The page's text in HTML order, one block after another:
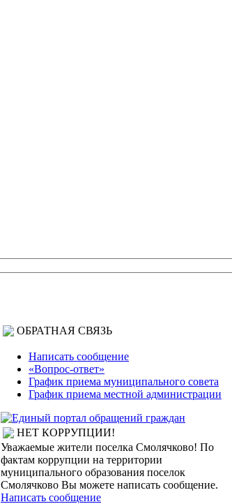
ОБРАТНАЯ СВЯЗЬ
Написать сообщение
«Вопрос-ответ»
График приема муниципального совета
График приема местной администрации
НЕТ КОРРУПЦИИ!
Уважаемые жители поселка Смолячково! По
фактам коррупции на территории
муниципального образования поселок
Смолячково Вы можете написать сообщение.
Написать сообщение